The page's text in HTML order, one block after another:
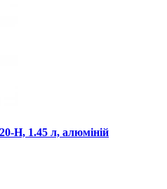
H, 1.45 л, алюміній